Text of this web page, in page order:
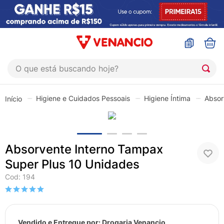
O que está buscando hoje?
Higiene e Cuidados Pessoais Higiene Íntima
Absorvente Interno Tampax
Super Plus 10 Unidades
Cod: 194
Vendido e Entregue por: Drogaria Venancio
º
coristina
4º
fly gotas